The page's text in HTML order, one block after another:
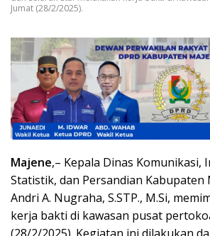
Jumat (28/2/2025).
Majene,– Kepala Dinas Komunikasi,
Statistik, dan Persandian Kabupaten
Andri A. Nugraha, S.STP., M.Si,
kerja bakti di kawasan pusat